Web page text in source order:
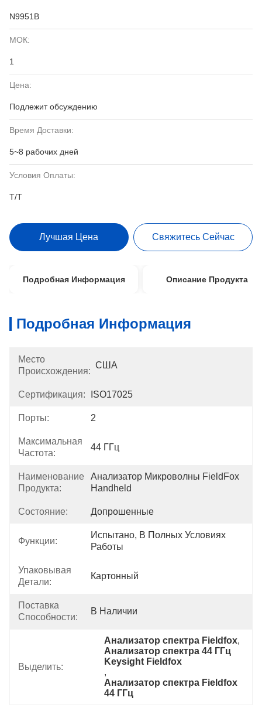
N9951B
МОК:
1
Цена:
Подлежит обсуждению
Время Доставки:
5~8 рабочих дней
Условия Оплаты:
T/T
Лучшая Цена Свяжитесь Сейчас
Подробная Информация Описание Продукта
Подробная Информация
Место
Происхождения:
США
Сертификация: ISO17025
Порты: 2
Максимальная
Частота:
44 ГГц
Наименование
Продукта:
Анализатор Микроволны FieldFox
Handheld
Состояние: Допрошенные
Функции:
Испытано, В Полных Условиях
Работы
Упаковывая
Детали:
Картонный
Поставка
Способности:
В Наличии
Выделить:
Анализатор спектра Fieldfox,
Анализатор спектра 44 ГГц
Keysight Fieldfox
,
Анализатор спектра Fieldfox
44 ГГц